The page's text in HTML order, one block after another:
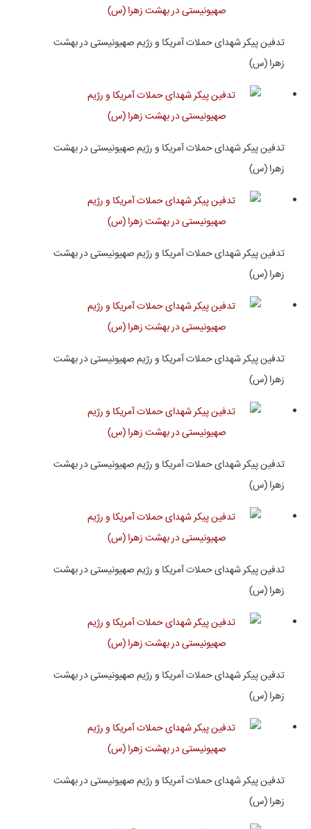
تدفین پیکر شهدای حملات آمریکا و رژیم صهیونیستی در بهشت
زهرا (س)
تدفین پیکر شهدای حملات آمریکا و رژیم صهیونیستی در بهشت
زهرا (س)
تدفین پیکر شهدای حملات آمریکا و رژیم صهیونیستی در بهشت
زهرا (س)
تدفین پیکر شهدای حملات آمریکا و رژیم صهیونیستی در بهشت
زهرا (س)
تدفین پیکر شهدای حملات آمریکا و رژیم صهیونیستی در بهشت
زهرا (س)
تدفین پیکر شهدای حملات آمریکا و رژیم صهیونیستی در بهشت
زهرا (س)
تدفین پیکر شهدای حملات آمریکا و رژیم صهیونیستی در بهشت
زهرا (س)
تدفین پیکر شهدای حملات آمریکا و رژیم صهیونیستی در بهشت
زهرا (س)